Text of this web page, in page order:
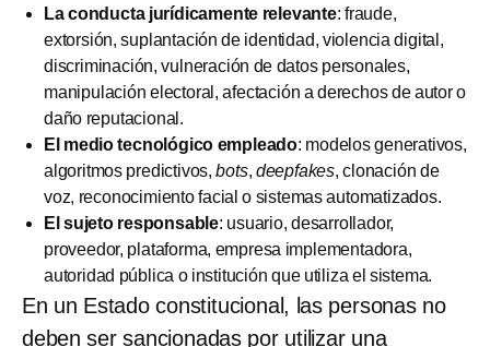
La conducta jurídicamente relevante: fraude,
extorsión, suplantación de identidad, violencia digital,
discriminación, vulneración de datos personales,
manipulación electoral, afectación a derechos de autor o
daño reputacional.
El medio tecnológico empleado: modelos generativos,
algoritmos predictivos,bots, deepfakes, clonación de
voz, reconocimiento facial o sistemas automatizados.
El sujeto responsable: usuario, desarrollador,
proveedor, plataforma, empresa implementadora,
autoridad pública o institución que utiliza el sistema.
En un Estado constitucional, las personas no
deben ser sancionadas por utilizar una